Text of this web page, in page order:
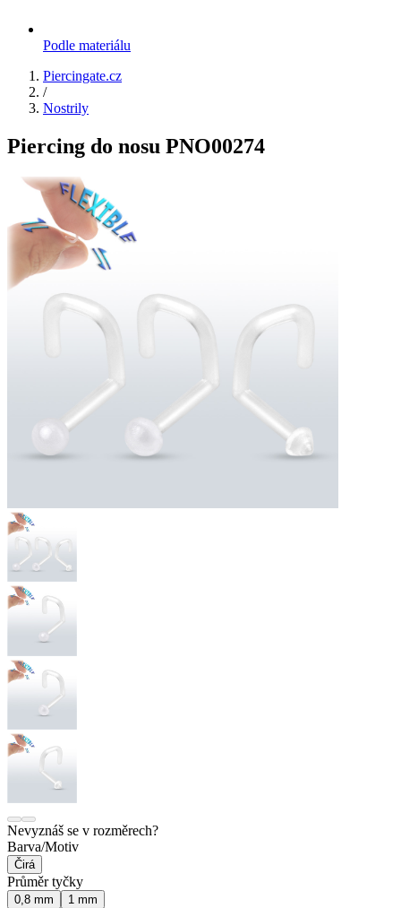
Podle materiálu
Piercingate.cz
/
Nostrily
Piercing do nosu PNO00274
Nevyznáš se v rozměrech?
Barva/Motiv
Čirá
Průměr tyčky
0,8 mm 1 mm